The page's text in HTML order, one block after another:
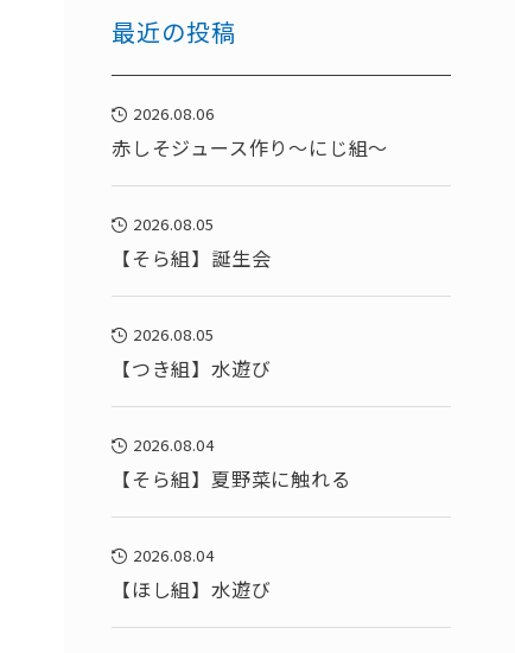
最近の投稿
2026.08.06
赤しそジュース作り～にじ組～
2026.08.05
【そら組】誕生会
2026.08.05
【つき組】水遊び
2026.08.04
【そら組】夏野菜に触れる
2026.08.04
【ほし組】水遊び